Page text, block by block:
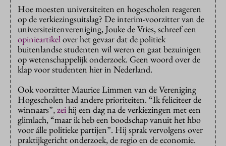
Hoe moesten universiteiten en hogescholen reageren
op de verkiezingsuitslag? De interim-voorzitter van de
universiteitenvereniging, Jouke de Vries, schreef een
opinieartikelover het gevaar dat de politiek
buitenlandse studenten wil weren en gaat bezuinigen
op wetenschappelijk onderzoek. Geen woord over de
klap voor studenten hier in Nederland.
Ook voorzitter Maurice Limmen van de Vereniging
Hogescholen had andere prioriteiten. “Ik feliciteer de
winnaars”,zeihij een dag na de verkiezingen met een
glimlach, “maar ik heb een boodschap vanuit het hbo
voor álle politieke partijen”. Hij sprak vervolgens over
praktijkgericht onderzoek, de regio en de economie.